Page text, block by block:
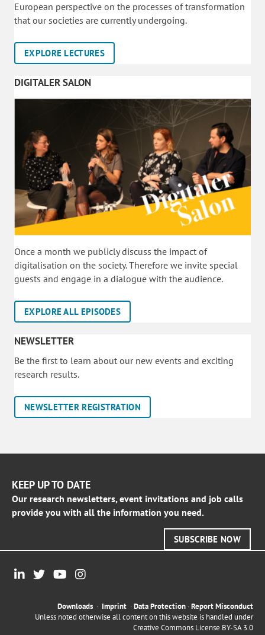
European perspective on the processes of transformation
that our societies are currently undergoing.
EXPLORE LECTURES
DIGITALER SALON
Once a month we publicly discuss the impact of
digitalisation on the society. Therefore we invite special
guests and engage in a dialogue with the audience.
EXPLORE ALL EPISODES
NEWSLETTER
Be the first to learn about our new events and exciting
research results.
NEWSLETTER REGISTRATION
KEEP UP TO DATE
Our research newsletters, event invitations and job calls
provide you with all the information you need.
SUBSCRIBE NOW
Downloads · Imprint ·Data Protection ·Report Misconduct
Unless noted otherwise all content on this website is handled under
Creative Commons License BY-SA 3.0